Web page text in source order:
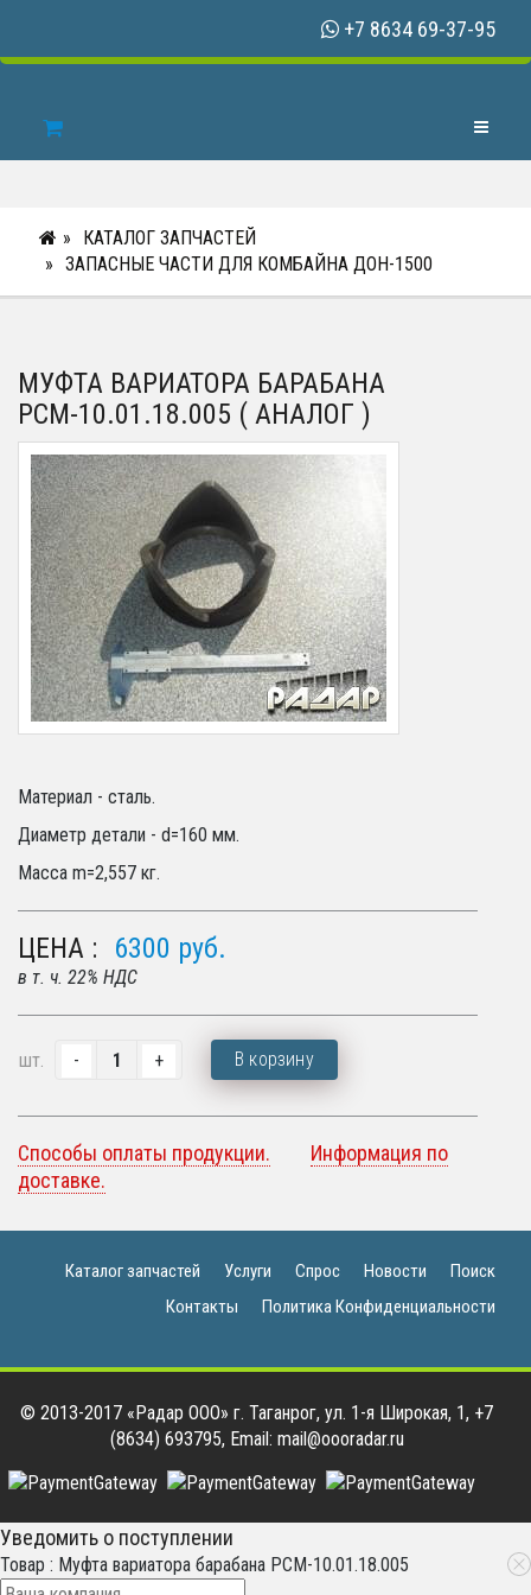
+7 8634 69-37-95
Toggle
КАТАЛОГ ЗАПЧАСТЕЙ
ЗАПАСНЫЕ ЧАСТИ ДЛЯ КОМБАЙНА ДОН-1500
МУФТА ВАРИАТОРА БАРАБАНА
РСМ-10.01.18.005 ( АНАЛОГ )
Материал - сталь.
Диаметр детали - d=160 мм.
Масса m=2,557 кг.
ЦЕНА : 6300 руб.
в т. ч. 22% НДС
шт. В корзину
Способы оплаты продукции.
Информация по
доставке.
Каталог запчастей Услуги Спрос Новости
Поиск
Контакты
Политика Конфиденциальности
© 2013-2017 «Радар ООО» г. Таганрог, ул. 1-я Широкая, 1, +7
(8634) 693795, Email: mail@oooradar.ru
Уведомить о поступлении
Товар : Муфта вариатора барабана РСМ-10.01.18.005